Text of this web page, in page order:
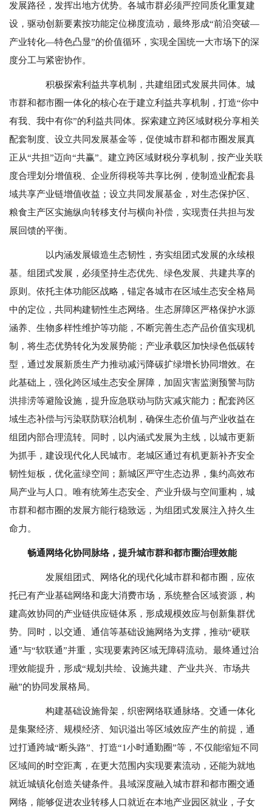
发展路径，发挥出地方优势。各城市群必须严控同质化重复建
设，驱动创新要素按功能定位梯度流动，最终形成“前沿突破—
产业转化—特色凸显”的价值循环，实现全国统一大市场下的深
度分工与紧密协作。
积极探索利益共享机制，共建组团式发展共同体。城
市群和都市圈一体化的核心在于建立利益共享机制，打造“你中
有我、我中有你”的利益共同体。探索建立跨区域财税分享相关
配套制度、设立共同发展基金等，促使城市群和都市圈发展真
正从“共担”迈向“共赢”。建立跨区域财税分享机制，按产业关联
度合理划分增值税、企业所得税等共享比例，使制造业配套县
域共享产业链增值收益；设立共同发展基金，对生态保护区、
粮食主产区实施纵向转移支付与横向补偿，实现责任共担与发
展回馈的平衡。
以内涵发展锻造生态韧性，夯实组团式发展的永续根
基。组团式发展，必须坚持生态优先、绿色发展、共建共享的
原则。依托主体功能区战略，锚定各城市在区域生态安全格局
中的定位，共同构建韧性生态网络。生态屏障区严格保护水源
涵养、生物多样性维护等功能，不断完善生态产品价值实现机
制，将生态优势转化为发展势能；产业承载区加快绿色低碳转
型，通过发展新质生产力推动减污降碳扩绿增长协同增效。在
此基础上，强化跨区域生态安全屏障，加固灾害监测预警与防
洪排涝等避险设施，提升应急联动与防灾减灾能力；配套跨区
域生态补偿与污染联防联治机制，确保生态价值与产业收益在
组团内部合理流转。同时，以内涵式发展为主线，以城市更新
为抓手，建设现代化人民城市。老城区通过有机更新补齐安全
韧性短板，优化蓝绿空间；新城区严守生态边界，集约高效布
局产业与人口。唯有统筹生态安全、产业升级与空间重构，城
市群和都市圈的发展方能行稳致远，为组团式发展注入持久生
命力。
畅通网络化协同脉络，提升城市群和都市圈治理效能
发展组团式、网络化的现代化城市群和都市圈，应依
托已有产业基础网络和庞大消费市场，系统整合区域资源，构
建高效协同的产业链供应链体系，形成规模效应与创新集群优
势。同时，以交通、通信等基础设施网络为支撑，推动“硬联
通”与“软联通”并重，实现要素跨区域无障碍流动。最终通过治
理效能提升，形成“规划共绘、设施共建、产业共兴、市场共
融”的协同发展格局。
构建基础设施骨架，织密网络联通脉络。交通一体化
是集聚经济、规模经济、知识溢出等区域效应产生的前提，通
过打通跨城“断头路”、打造“1小时通勤圈”等，不仅能缩短不同
区域间的时空距离，在更大范围内实现要素流动，还能为就地
就近城镇化创造关键条件。县域深度融入城市群和都市圈交通
网络，能够促进农业转移人口就近在本地产业园区就业，子女